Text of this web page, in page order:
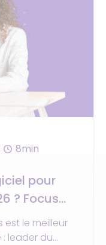
8min
pour
? Focus
payant.
est le meilleur
leader du